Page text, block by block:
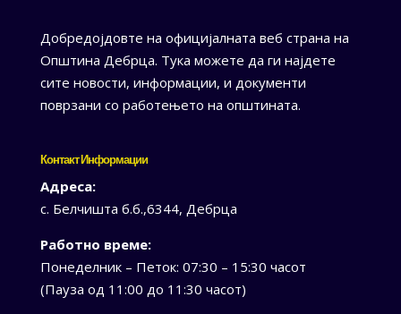
Добредојдовте на официјалната веб страна на
Општина Дебрца. Тука можете да ги најдете
сите новости, информации, и документи
поврзани со работењето на општината.
Контакт Информации
Адреса:
с. Белчишта б.б.,6344, Дебрца
Работно време:
Понеделник – Петок: 07:30 – 15:30 часот
(Пауза од 11:00 до 11:30 часот)